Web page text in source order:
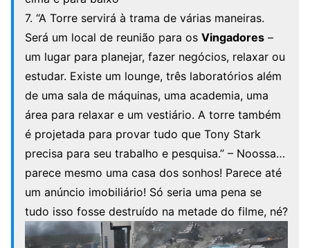
7. “A Torre servirá à trama de várias maneiras.
Será um local de reunião para os Vingadores –
um lugar para planejar, fazer negócios, relaxar ou
estudar. Existe um lounge, três laboratórios além
de uma sala de máquinas, uma academia, uma
área para relaxar e um vestiário. A torre também
é projetada para provar tudo que Tony Stark
precisa para seu trabalho e pesquisa.” – Noossa…
parece mesmo uma casa dos sonhos! Parece até
um anúncio imobiliário! Só seria uma pena se
tudo isso fosse destruído na metade do filme, né?